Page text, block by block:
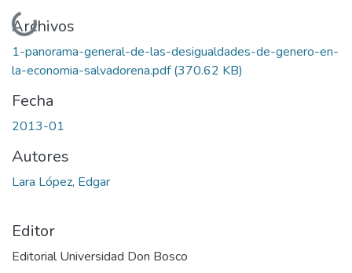
Cargando...
Archivos
1-panorama-general-de-las-desigualdades-de-genero-en-
la-economia-salvadorena.pdf(370.62 KB)
Fecha
2013-01
Autores
Lara López, Edgar
Editor
Editorial Universidad Don Bosco